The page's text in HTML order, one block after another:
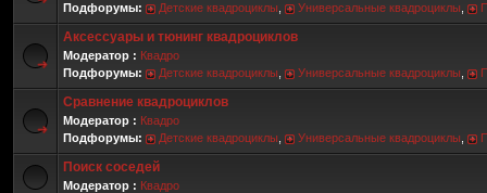
Подфорумы:
Детские квадроциклы Универсальные квадроциклы
Аксессуары и тюнинг квадроциклов
Модератор : Квадро
Подфорумы:
Детские квадроциклы Универсальные квадроциклы
Сравнение квадроциклов
Модератор : Квадро
Подфорумы:
Детские квадроциклы Универсальные квадроциклы
Поиск соседей
Модератор : Квадро